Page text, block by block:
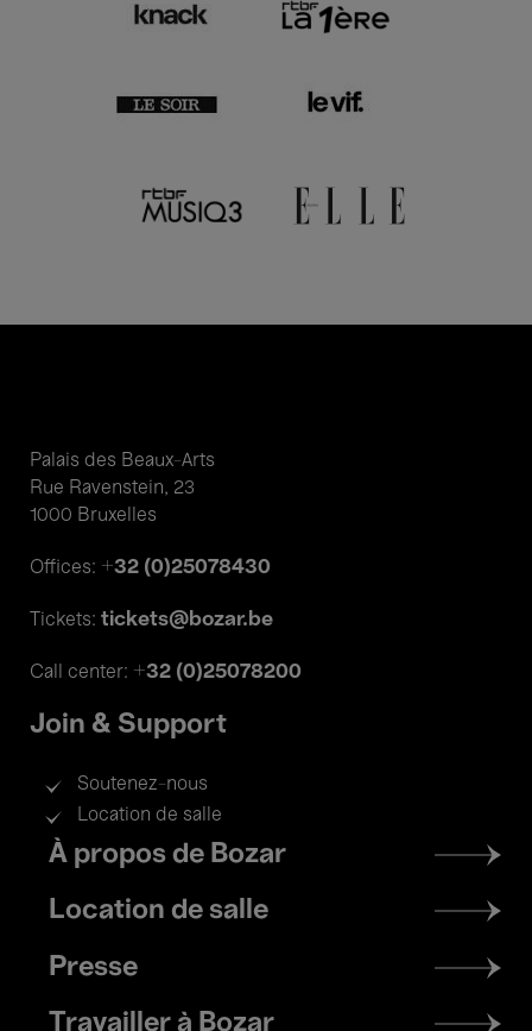
Palais des Beaux-Arts
Rue Ravenstein, 23
1000 Bruxelles
Offices: +32 (0)25078430
Tickets: tickets@bozar.be
Call center: +32 (0)25078200
Join & Support
Soutenez-nous
Location de salle
Footer
menu
À propos de Bozar
Location de salle
Presse
Travailler à Bozar